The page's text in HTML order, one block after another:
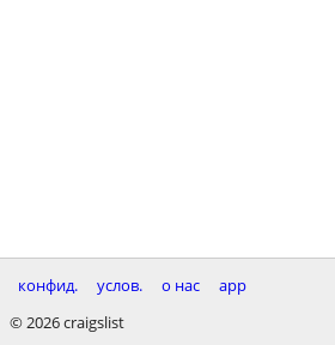
конфид. услов. о нас
app
© 2026 craigslist